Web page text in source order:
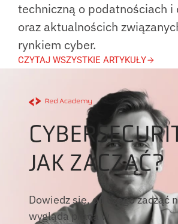
techniczną o podatnościach i
oraz aktualnościch
rynkiem cyber.
CZYTAJ WSZYSTKIE ARTYKUŁY
JAK ZACZĄĆ?
Dowiedz się, od czego zacząć
wygląda praca w